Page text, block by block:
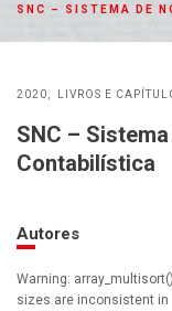
SNC – SISTEMA DE
2020 LIVROS E
SNC –
Contabilística
Autores
Warning:
sizes are inconsistent in